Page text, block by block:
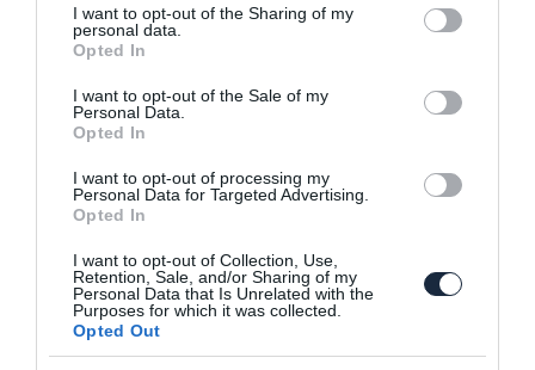
not limited to your visit or usage behaviour. You may click to
grant or deny consent to Google and its third-party tags to
use your data for below specified purposes in below Google
consent section.
I want to opt-out of the Sharing of my
personal data.
Opted In
I want to opt-out of the Sale of my
Personal Data.
Opted In
I want to opt-out of processing my
Personal Data for Targeted Advertising.
Opted In
I want to opt-out of Collection, Use,
Retention, Sale, and/or Sharing of my
Personal Data that Is Unrelated with the
Purposes for which it was collected.
Opted Out